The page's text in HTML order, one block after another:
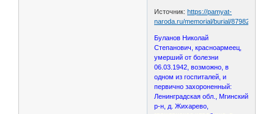
Источник:https://pamyat-
naroda.ru/memorial/burial/87982684/
Буланов Николай
Степанович, красноармеец,
умерший от болезни
06.03.1942, возможно, в
одном из госпиталей, и
первично захороненный:
Ленинградская обл., Мгинский
р-н, д. Жихарево,